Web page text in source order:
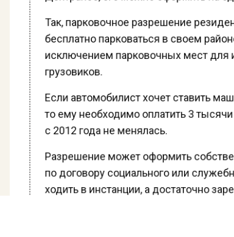
Так, парковочное разрешение
бесплатно парковаться в своем
исключением парковочных мест для
грузовиков.
Если автомобилист хочет ставить
то ему необходимо оплатить 3
с 2012 года не менялась.
Разрешение может оформить
по договору социального или
ходить в инстанции, а достаточно